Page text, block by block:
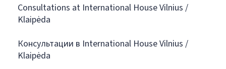
Consultations at International House Vilnius /
Klaipėda
Консультации в International House Vilnius /
Klaipėda